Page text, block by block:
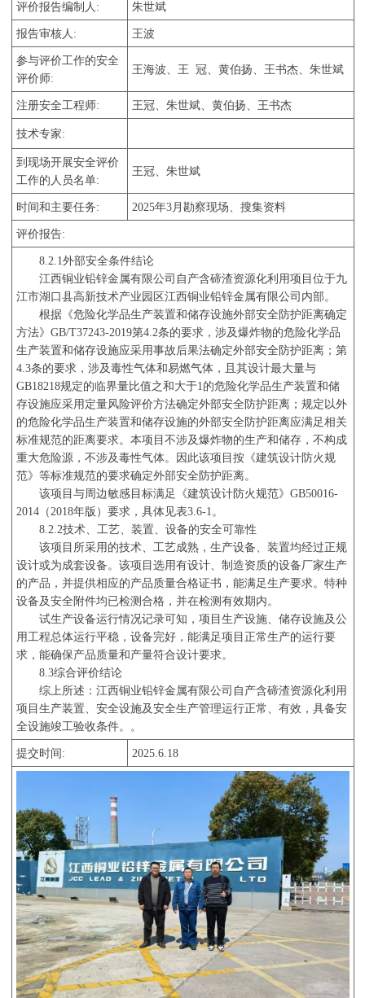
评价报告编制人 : 朱世斌
报告审核人 : 王波
参与评价工作的安全
评价师:
王海波、王 冠、黄伯扬、 王书杰、朱世斌
注册安全工程师: 王冠、朱世斌、 黄伯扬、王书杰
技术专家:
到现场开展安全评价
工作的人员名单:
王冠、朱世斌
时间和主要任务: 2025年3月 勘察现场、搜集资料
评价报告:
8.2.1外部安全条件结论
江西铜业铅锌金属有限公司自产含碲渣资源化利用项目位于九
江市湖口县高新技术产业园区江西铜业铅锌金属有限公司内部。
根据《危险化学品生产装置和储存设施外部安全防护距离确定
方法》 GB/T37243-2019第4.2条的要求，涉及爆炸物的危险化学品
生产装置和储存设施应采用事故后果法确定外部安全防护距离；第
4.3条的要求，涉及毒性气体和易燃气体，且其设计最大量与
GB18218规定的临界量比值之和大于1的危险化学品生产装置和储
存设施应采用定量风险评价方法确定外部安全防护距离；规定以外
的危险化学品生产装置和储存设施的外部安全防护距离应满足相关
标准规范的距离要求。本项目不涉及爆炸物的生产和储存，不构成
重大危险源，不涉及毒性气体。因此该项目按《建筑设计防火规
范》等标准规范的要求确定外部安全防护距离。
该项目与周边敏感目标满足《建筑设计防火规范》 GB50016-
2014（2018年版）要求，具体见表3.6-1。
8.2.2技术、工艺、装置、设备的安全可靠性
该项目所采用的技术、工艺成熟，生产设备、装置均经过正规
设计或为成套设备。该项目选用有设计、制造资质的设备厂家生产
的产品，并提供相应的产品质量合格证书，能满足生产要求。特种
设备及安全附件均已检测合格，并在检测有效期内。
试生产设备运行情况记录可知，项目生产设施、储存设施及公
用工程总体运行平稳，设备完好，能满足项目正常生产的运行要
求，能确保产品质量和产量符合设计要求。
8.3综合评价结论
综上所述：江西铜业铅锌金属有限公司自产含碲渣资源化利用
项目生产装置、安全设施及安全生产管理运行正常、有效，具备安
全设施竣工验收条件。。
提交时间 : 2025.6.18